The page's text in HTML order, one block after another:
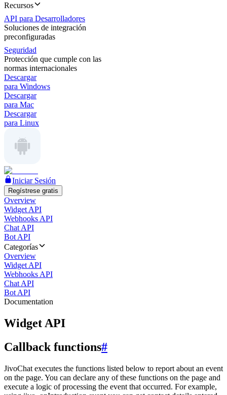
Recursos
API para Desarrolladores
Soluciones de integración
preconfiguradas
Seguridad
Protección que cumple con las
normas internacionales
Descargar
para Windows
Descargar
para Mac
Descargar
para Linux
Iniciar Sesión
Regístrese gratis
Overview
Widget API
Webhooks API
Chat API
Bot API
Categorías
Overview
Widget API
Webhooks API
Chat API
Bot API
Documentation
Widget API
Callback functions#
JivoChat executes the functions listed below to report about an event
on the page. You can declare any of these functions on the page and
execute a logic of processing the event that occurred. For example,